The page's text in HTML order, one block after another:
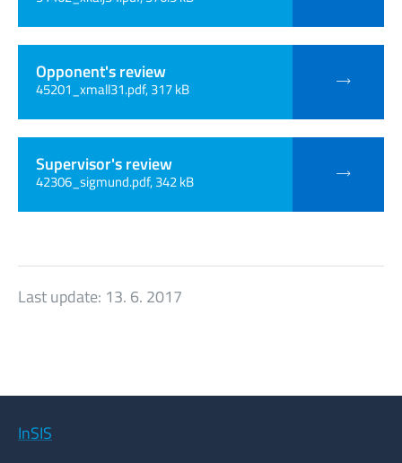
Opponent's review
45201_xmall31.pdf, 317 kB
Supervisor's review
42306_sigmund.pdf, 342 kB
Last update: 13. 6. 2017
InSIS